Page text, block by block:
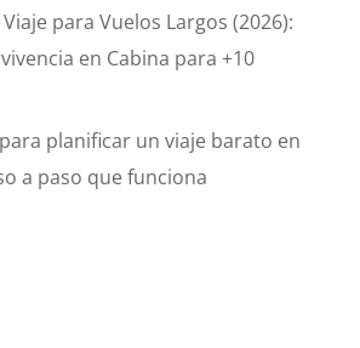
para Vuelos Largos (2026):
en Cabina para +10
planificar un viaje barato en
a paso que funciona